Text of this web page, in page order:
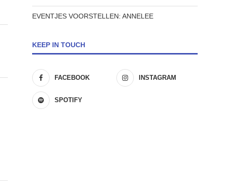
EVENTJES VOORSTELLEN: ANNELEE
KEEP IN TOUCH
FACEBOOK INSTAGRAM
SPOTIFY